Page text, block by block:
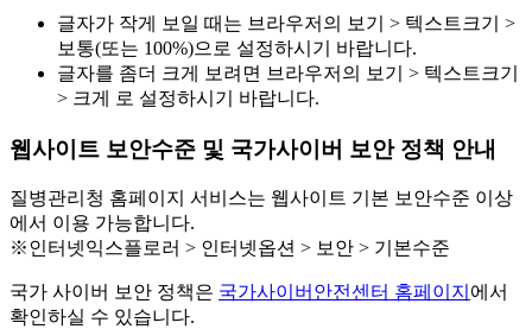
글자가 작게 보일 때는 브라우저의 보기 > 텍스트크기 >
보통(또는 100%)으로 설정하시기 바랍니다.
글자를 좀더 크게 보려면 브라우저의 보기 > 텍스트크기
> 크게 로 설정하시기 바랍니다.
웹사이트 보안수준 및 국가사이버 보안 정책 안내
질병관리청 홈페이지 서비스는 웹사이트 기본 보안수준 이상
에서 이용 가능합니다.
※인터넷익스플로러 > 인터넷옵션 > 보안 > 기본수준
국가 사이버 보안 정책은 국가사이버안전센터 홈페이지 에서
확인하실 수 있습니다.